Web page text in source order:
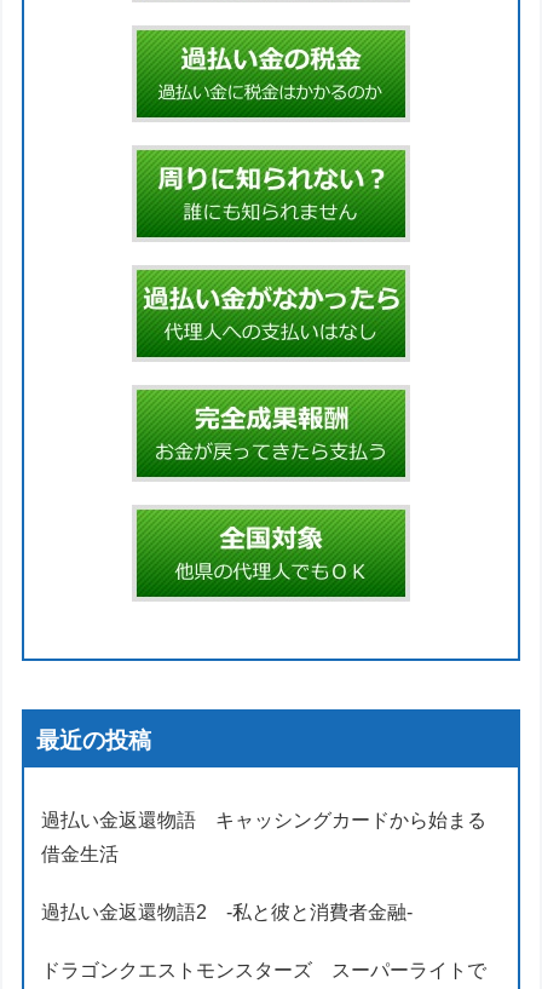
最近の投稿
過払い金返還物語 キャッシングカードから始まる
借金生活
過払い金返還物語2 -私と彼と消費者金融-
ドラゴンクエストモンスターズ スーパーライトで